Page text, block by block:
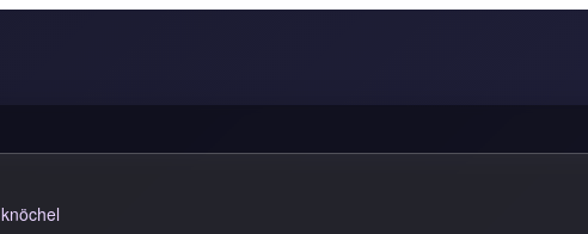
knöchel